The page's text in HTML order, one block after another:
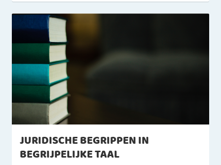
JURIDISCHE BEGRIPPEN IN
BEGRIJPELIJKE TAAL